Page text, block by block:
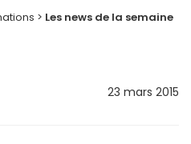
> Les news de la semaine
23 mars 2015